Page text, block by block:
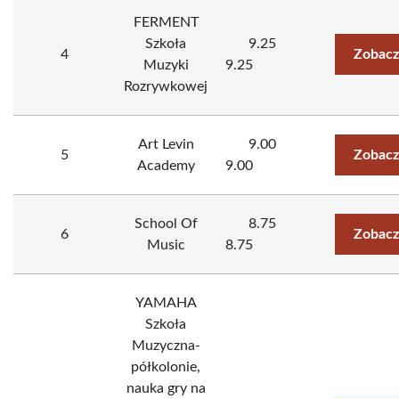
4
FERMENT
Szkoła
Muzyki
Rozrywkowej
9.25
9.25
5
Art Levin
Academy
9.00
9.00
6
School Of
Music
8.75
8.75
YAMAHA
Szkoła
Muzyczna-
półkolonie,
nauka gry na